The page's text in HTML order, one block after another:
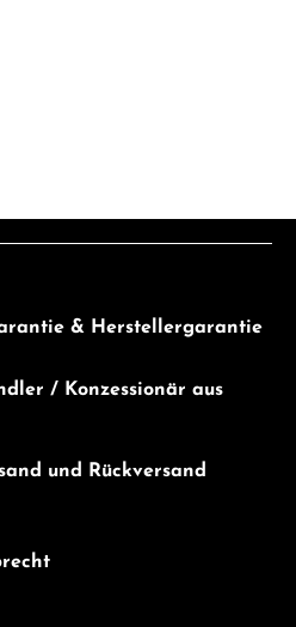
& Herstellergarantie
/ Konzessionär aus
und Rückversand